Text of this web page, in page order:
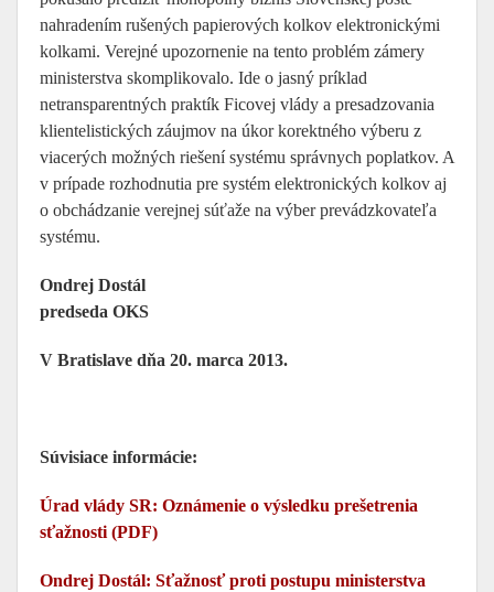
nahradením rušených papierových kolkov elektronickými
kolkami. Verejné upozornenie na tento problém zámery
ministerstva skomplikovalo. Ide o jasný príklad
netransparentných praktík Ficovej vlády a presadzovania
klientelistických záujmov na úkor korektného výberu z
viacerých možných riešení systému správnych poplatkov. A
v prípade rozhodnutia pre systém elektronických kolkov aj
o obchádzanie verejnej súťaže na výber prevádzkovateľa
systému.
Ondrej Dostál
predseda OKS
V Bratislave dňa 20. marca 2013.
Súvisiace informácie:
Úrad vlády SR: Oznámenie o výsledku prešetrenia
sťažnosti (PDF)
Ondrej Dostál: Sťažnosť proti postupu ministerstva